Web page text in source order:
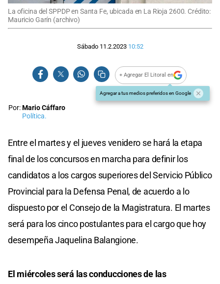
La oficina del SPPDP en Santa Fe, ubicada en La Rioja 2600. Crédito:
Mauricio Garín (archivo)
Sábado 11.2.2023 10:52
+ Agregar El Litoral en
Agregar a tus medios preferidos en Google
Por:Mario Cáffaro
Política.
Entre el martes y el jueves venidero se hará la etapa
final de los concursos en marcha para definir los
candidatos a los cargos superiores del Servicio Público
Provincial para la Defensa Penal, de acuerdo a lo
dispuesto por el Consejo de la Magistratura. El martes
será para los cinco postulantes para el cargo que hoy
desempeña Jaquelina Balangione.
El miércoles será las conducciones de las